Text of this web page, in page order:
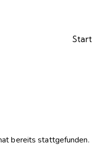
Start
bereits stattgefunden.